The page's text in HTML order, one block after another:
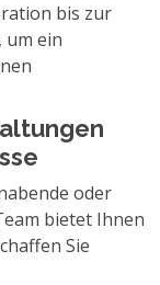
bis zur
um ein
oder
bietet Ihnen
Sie